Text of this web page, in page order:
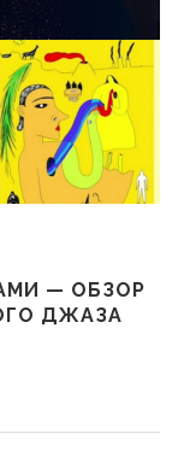
— ОБЗОР
ДЖАЗА